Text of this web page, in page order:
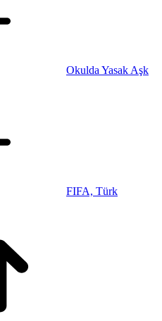
Okulda Yasak Aşk
FIFA, Türk